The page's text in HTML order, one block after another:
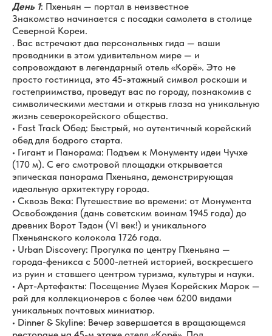
День 1: Пхеньян — портал в неизвестное
Знакомство начинается с посадки самолета в столице
Северной Кореи.
. Вас встречают два персональных гида — ваши
проводники в этом удивительном мире — и
сопровождают в легендарный отель «Корё». Это не
просто гостиница, это 45-этажный символ роскоши и
гостеприимства, проведут вас по городу, познакомив с
символическими местами и открыв глаза на уникальную
жизнь северокорейского общества.
• Fast Track Обед: Быстрый, но аутентичный корейский
обед для бодрого старта.
• Гигант и Панорама: Подъем к Монументу идеи Чучхе
(170 м). С его смотровой площадки открывается
эпическая панорама Пхеньяна, демонстрирующая
идеальную архитектуру города.
• Сквозь Века: Путешествие во времени: от Монумента
Освобождения (дань советским воинам 1945 года) до
древних Ворот Тэдон (VI век!) и уникального
Пхеньянского колокола 1726 года.
• Urban Discovery: Прогулка по центру Пхеньяна —
города-феникса с 5000-летней историей, воскресшего
из руин и ставшего центром туризма, культуры и науки.
• Арт-Артефакты: Посещение Музея Корейских Марок —
рай для коллекционеров с более чем 6200 видами
уникальных почтовых миниатюр.
• Dinner & Skyline: Вечер завершается в вращающемся